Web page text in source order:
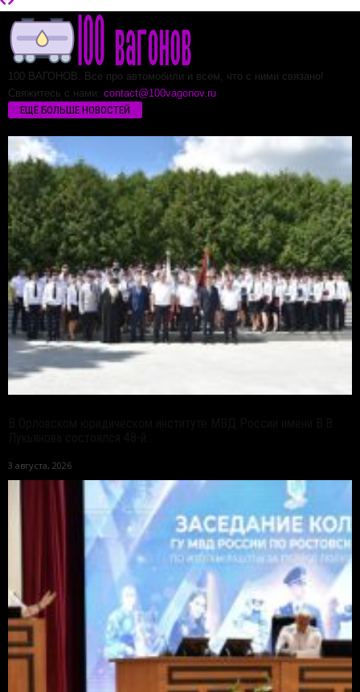
100 ВАГОНОВ. Все про автомобили и всем, что с ними связано!
Свяжитесь с нами: contact@100vagonov.ru
ЕЩЁ БОЛЬШЕ НОВОСТЕЙ
3 августа, 2026